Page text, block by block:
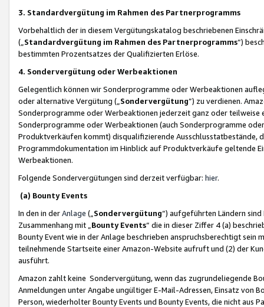
3. Standardvergütung im Rahmen des Partnerprogramms
Vorbehaltlich der in diesem Vergütungskatalog beschriebenen
(„ Standardvergütung im Rahmen des Partnerprogramms“)
bestimmten Prozentsatzes der Qualifizierten Erlöse.
4. Sondervergütung oder Werbeaktionen
Gelegentlich können wir Sonderprogramme oder Werbeaktionen
oder alternative Vergütung („ Sondervergütung”) zu verdienen.
Sonderprogramme oder Werbeaktionen jederzeit ganz oder
Sonderprogramme oder Werbeaktionen (auch Sonderprogramme
Produktverkäufen kommt) disqualifizierende Ausschlusstatbestände,
Programmdokumentation im Hinblick auf Produktverkäufe geltende
Werbeaktionen.
Folgende Sondervergütungen sind derzeit verfügbar: hier.
(a) Bounty Events
In den in derAnlage („ Sondervergütung“) aufgeführten Ländern
Zusammenhang mit „ Bounty Events“ die in dieser Ziffer 4 (a)
Bounty Event wie in der Anlage beschrieben anspruchsberechtigt sein
teilnehmende Startseite einer Amazon-Website aufruft und (2) der
ausführt.
Amazon zahlt keine Sondervergütung, wenn das zugrundeliegende
Anmeldungen unter Angabe ungültiger E-Mail-Adressen, Einsatz von
Person, wiederholter Bounty Events und Bounty Events, die nicht